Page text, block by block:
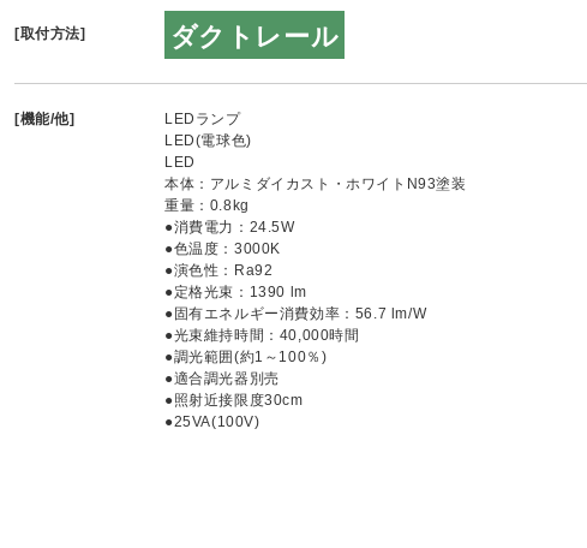
[取付方法] ダクトレール
[機能/他]
LEDランプ
LED(電球色)
LED
本体：アルミダイカスト・ホワイトN93塗装
重量：0.8kg
●消費電力：24.5W
●色温度：3000K
●演色性：Ra92
●定格光束：1390 lm
●固有エネルギー消費効率：56.7 lm/W
●光束維持時間：40,000時間
●調光範囲(約1～100％)
●適合調光器別売
●照射近接限度30cm
●25VA(100V)